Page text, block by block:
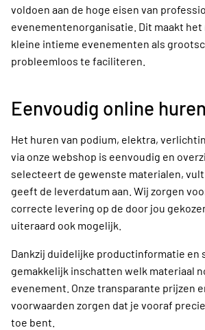
voldoen aan de hoge eisen van
evenementenorganisatie. Dit maakt het
kleine intieme evenementen als
probleemloos te faciliteren.
Eenvoudig online huren
Het huren van podium, elektra,
via onze webshop is eenvoudig en
selecteert de gewenste materialen,
geeft de leverdatum aan. Wij zorgen
correcte levering op de door jou
uiteraard ook mogelijk.
Dankzij duidelijke productinformatie en
gemakkelijk inschatten welk materiaal
evenement. Onze transparante prijzen
voorwaarden zorgen dat je vooraf
toe bent.